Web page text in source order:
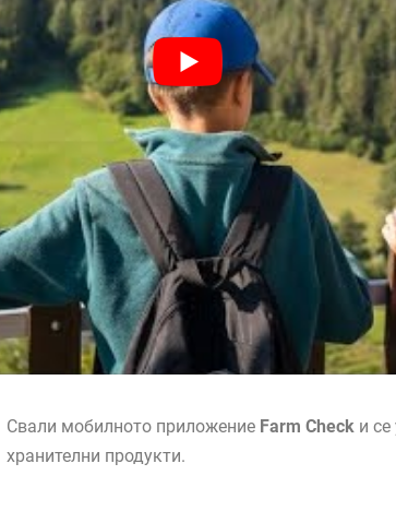
Свали мобилното приложение Farm Check и
хранителни продукти.